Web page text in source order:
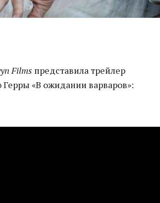
Films представила трейлер
«В ожидании варваров»: